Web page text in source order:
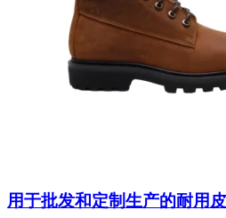
用于批发和定制生产的耐用